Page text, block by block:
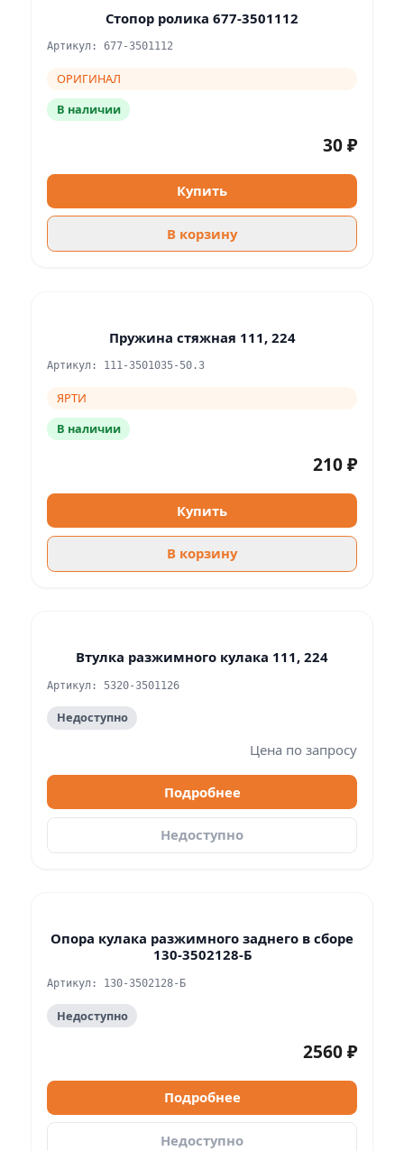
Стопор ролика 677-3501112
Артикул: 677-3501112
ОРИГИНАЛ
В наличии
30 ₽
Купить
В корзину
Пружина стяжная 111, 224
Артикул: 111-3501035-50.3
ЯРТИ
В наличии
210 ₽
Купить
В корзину
Втулка разжимного кулака 111, 224
Артикул: 5320-3501126
Недоступно
Цена по запросу
Подробнее
Недоступно
Опора кулака разжимного заднего в сборе
130-3502128-Б
Артикул: 130-3502128-Б
Недоступно
2560 ₽
Подробнее
Недоступно